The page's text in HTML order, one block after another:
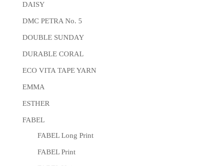
DAISY
DMC PETRA No. 5
DOUBLE SUNDAY
DURABLE CORAL
ECO VITA TAPE YARN
EMMA
ESTHER
FABEL
FABEL Long Print
FABEL Print